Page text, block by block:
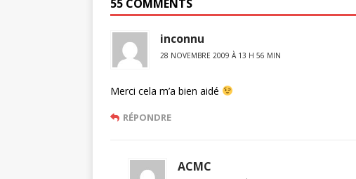
55 COMMENTS
inconnu
28 NOVEMBRE 2009 À 13 H 56 MIN
Merci cela m’a bien aidé
RÉPONDRE
ACMC